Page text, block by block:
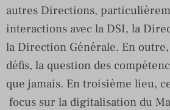
autres Directions,
interactions avec la DSI, la
la Direction Générale. En outre,
défis, la question des
que jamais. En troisième lieu,
focus sur la digitalisation du